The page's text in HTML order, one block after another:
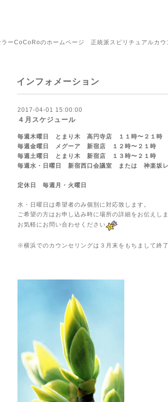
ーCoCoRoのホームページ 正統派スピリチュアルカウ
インフォメーション
2017-04-01 15:00:00
４月スケジュール
毎週木曜日 とまり木 高円寺店 １１時〜２１時
毎週金曜日 メグーア 新宿店 １２時〜２１時
毎週土曜日 とまり木 新宿店 １３時〜２１時
毎週水・日曜日 新宿西口会議室 または 神楽坂
定休日 毎週月・火曜日
水・日曜日は希望者のみ個別に対応致します。
ご希望の方はお申し込み時に場所の詳細をお伝えしま
お気軽にお問い合わせください
※横浜でのカウンセリングは３月末をもちまして終